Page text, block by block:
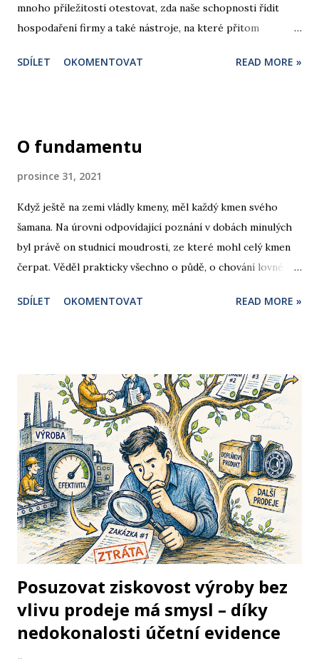
mnoho příležitostí otestovat, zda naše schopnosti řídit
hospodaření firmy a také nástroje, na které přitom
bych si přál úplně jinou prognózu, uspokojit se tím, že jste
SDÍLET OKOMENTOVAT READ MORE »
O fundamentu
prosince 31, 2021
Když ještě na zemi vládly kmeny, měl každý kmen svého
šamana. Na úrovni odpovídající poznání v dobách minulých
byl právě on studnicí moudrosti, ze které mohl celý kmen
čerpat. Věděl prakticky všechno o půdě, o chování lovné
někdo roznemohl. Věděl prakticky všechno. Udělat si názor
by si jen málokterý z nich dovolil odpovědět „nemám zdání“,
když jste se zeptali na otázku z jakéhokoli vědního oboru.
V jejich hlavách se potkával dějepis s filozofií, matematika s
fyzikou, chemií a medicínou. Třebaže byl rozsah vědění z
dnešního pohledu sotva patrný, bylo to vědění celistvé,
uplatňující všechno podstatné z toho, čeho již civilizace
dosáhla. Vědění mělo svůj fundament. Nebylo třeba říkat: „Z
lékařského hlediska…“, „Čistě filozoficky…“ nebo „Na
základě našich výpočtů...
SDÍLET OKOMENTOVAT READ MORE »
Posuzovat ziskovost výroby bez
vlivu prodeje má smysl – díky
nedokonalosti účetní evidence